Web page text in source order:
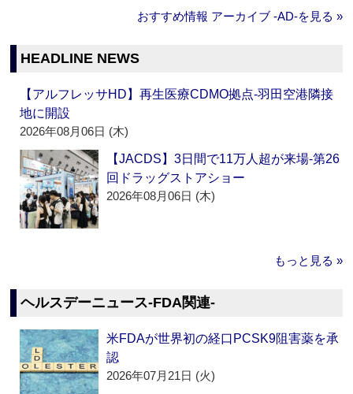
おすすめ情報 アーカイブ ‐AD‐を見る »
HEADLINE NEWS
【アルフレッサHD】再生医療CDMO拠点‐羽田空港隣接
地に開設
2026年08月06日 (木)
【JACDS】3日間で11万人超が来場‐第26
回ドラッグストアショー
2026年08月06日 (木)
もっと見る »
ヘルスデーニュース‐FDA関連‐
米FDAが世界初の経口PCSK9阻害薬を承
認
2026年07月21日 (火)